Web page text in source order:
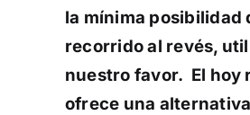
la mínima posibilidad
recorrido al revés,
nuestro favor. El hoy
ofrece una